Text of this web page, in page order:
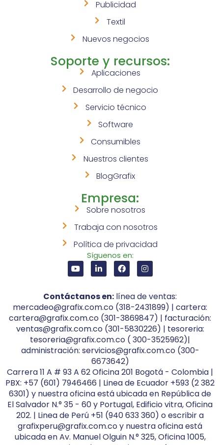
Publicidad
Textil
Nuevos negocios
Soporte y recursos:
Aplicaciones
Desarrollo de negocio
Servicio técnico
Software
Consumibles
Nuestros clientes
BlogGrafix
Empresa:
Sobre nosotros
Trabaja con nosotros
Política de privacidad
Síguenos en:
Contáctanos en: línea de ventas:
mercadeo@grafix.com.co (318-2431899) | cartera:
cartera@grafix.com.co (301-3869847) | facturación:
ventas@grafix.com.co (301-5830226) | tesoreria:
tesoreria@grafix.com.co ( 300-3525962)|
administración: servicios@grafix.com.co (300-
6673642)
Carrera 11 A # 93 A 62 Oficina 201 Bogotá - Colombia |
PBX: +57 (601) 7946466 | Linea de Ecuador +593 (2 382
6301) y nuestra oficina está ubicada en República de
El Salvador N.° 35 - 60 y Portugal, Edificio vitra, Oficina
202. | Linea de Perú +51 (940 633 360) o escribir a
grafixperu@grafix.com.co y nuestra oficina está
ubicada en Av. Manuel Olguin N.° 325, Oficina 1005,